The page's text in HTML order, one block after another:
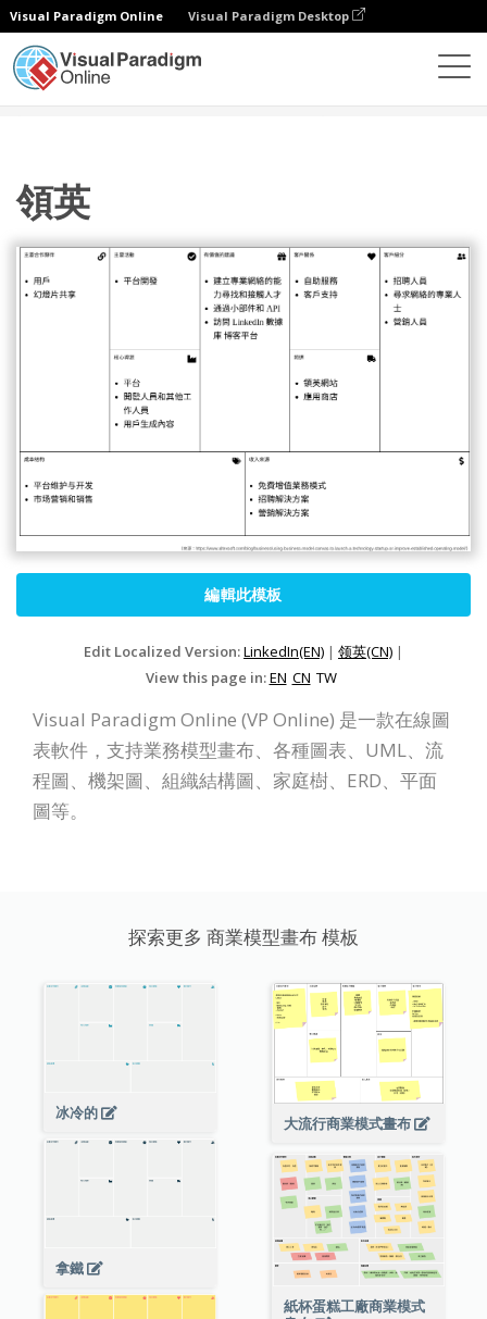
Visual Paradigm Online Visual Paradigm Desktop
領英
編輯此模板
Edit Localized Version:LinkedIn(EN) | 领英(CN) |
View this page in:EN CN TW
Visual Paradigm Online (VP Online) 是一款在線圖
表軟件，支持業務模型畫布、各種圖表、UML、流
程圖、機架圖、組織結構圖、家庭樹、ERD、平面
圖等。
探索更多 商業模型畫布 模板
冰冷的
大流行商業模式畫布
拿鐵
紙杯蛋糕工廠商業模式